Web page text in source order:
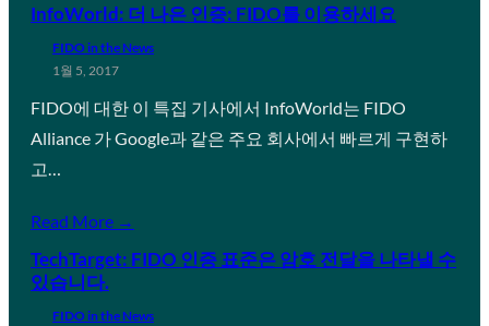
InfoWorld: 더 나은 인증: FIDO를 이용하세요
FIDO in the News
1월 5, 2017
FIDO에 대한 이 특집 기사에서 InfoWorld는 FIDO
Alliance 가 Google과 같은 주요 회사에서 빠르게 구현하
고…
Read More →
TechTarget: FIDO 인증 표준은 암호 전달을 나타낼 수
있습니다.
FIDO in the News